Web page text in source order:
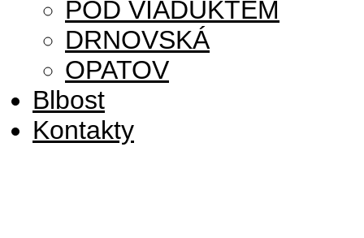
POD VIADUKTEM
DRNOVSKÁ
OPATOV
Blbost
Kontakty